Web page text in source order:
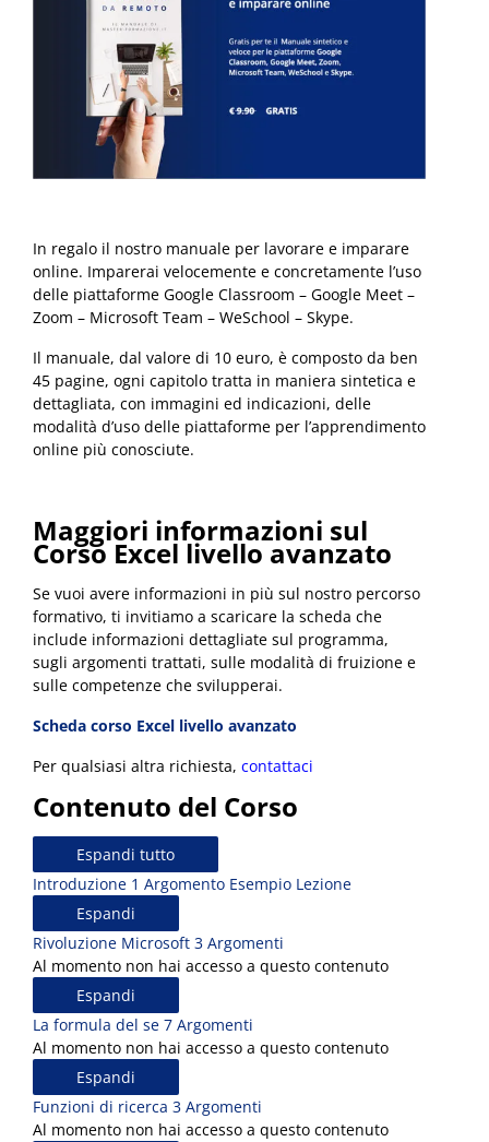
In regalo il nostro manuale per lavorare e imparare
online. Imparerai velocemente e concretamente l’uso
delle piattaforme Google Classroom – Google Meet –
Zoom – Microsoft Team – WeSchool – Skype.
Il manuale, dal valore di 10 euro, è composto da ben
45 pagine, ogni capitolo tratta in maniera sintetica e
dettagliata, con immagini ed indicazioni, delle
modalità d’uso delle piattaforme per l’apprendimento
online più conosciute.
Maggiori informazioni sul
Corso Excel livello avanzato
Se vuoi avere informazioni in più sul nostro percorso
formativo, ti invitiamo a scaricare la scheda che
include informazioni dettagliate sul programma,
sugli argomenti trattati, sulle modalità di fruizione e
sulle competenze che svilupperai.
Scheda corso Excel livello avanzato
Per qualsiasi altra richiesta, contattaci
Contenuto del Corso
Espandi tutto
Introduzione 1 Argomento Esempio Lezione
Espandi
Rivoluzione Microsoft 3 Argomenti
Al momento non hai accesso a questo contenuto
Espandi
La formula del se 7 Argomenti
Al momento non hai accesso a questo contenuto
Espandi
Funzioni di ricerca 3 Argomenti
Al momento non hai accesso a questo contenuto